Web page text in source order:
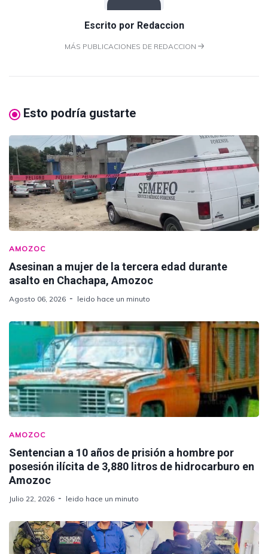
Escrito por Redaccion
MÁS PUBLICACIONES DE REDACCION
Esto podría gustarte
AMOZOC
Asesinan a mujer de la tercera edad durante
asalto en Chachapa, Amozoc
Agosto 06, 2026 leido hace un minuto
AMOZOC
Sentencian a 10 años de prisión a hombre por
posesión ilícita de 3,880 litros de hidrocarburo en
Amozoc
Julio 22, 2026 leido hace un minuto